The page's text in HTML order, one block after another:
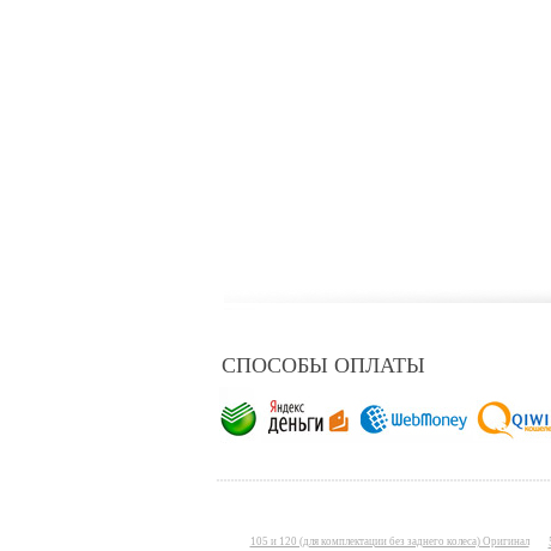
СПОСОБЫ ОПЛАТЫ
105 и 120 (для комплектации без заднего колеса) Оригинал